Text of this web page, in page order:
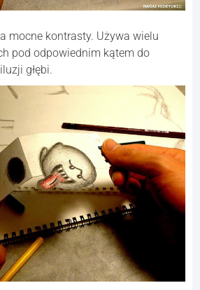
mocne kontrasty. Używa wielu
pod odpowiednim kątem do
głębi.